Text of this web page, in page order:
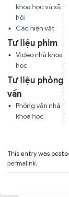
khoa học và xã
hội
Các hiện vật
Tư liệu phim
Video nhà khoa
học
Tư liệu phỏng
vấn
Phỏng vấn nhà
khoa học
This entry was
permalink.